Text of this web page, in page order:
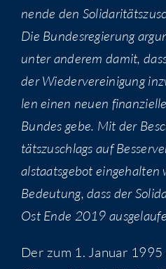
nen­de den
Die Bun­des­re­gie­rung
unter ande­rem damit,
der Wie­der­ver­ei­ni­gung
len einen neu­en
Bun­des gebe. Mit der
täts­zu­schlags auf
al­staats­ge­bot ein­ge­hal­ten
Bedeu­tung, dass der
Ost Ende 2019
Der zum 1. Janu­ar